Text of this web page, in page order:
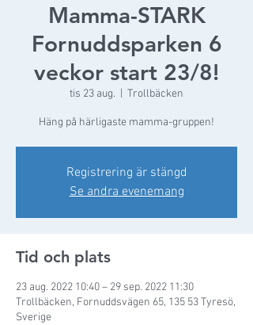
Mamma-STARK
Fornuddsparken 6
veckor start 23/8!
tis 23 aug. Trollbäcken
Häng på härligaste mamma-gruppen!
Registrering är stängd
Se andra evenemang
Tid och plats
23 aug. 2022 10:40 – 29 sep. 2022 11:30
Trollbäcken, Fornuddsvägen 65, 135 53 Tyresö,
Sverige